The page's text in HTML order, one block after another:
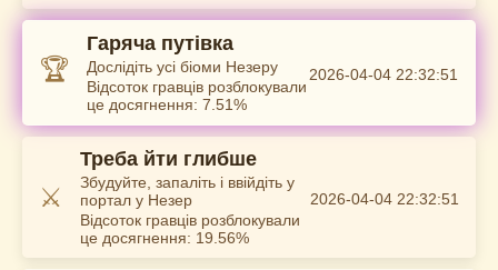
🏆
Гаряча путівка
Дослідіть усі біоми Незеру
Відсоток гравців розблокували
це досягнення: 7.51%
2026-04-04 22:32:51
⚔️
Треба йти глибше
Збудуйте, запаліть і ввійдіть у
портал у Незер
Відсоток гравців розблокували
це досягнення: 19.56%
2026-04-04 22:32:51